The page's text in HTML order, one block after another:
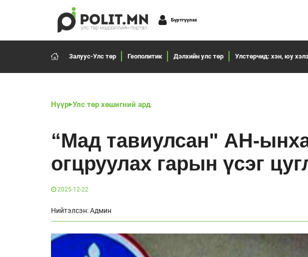
Бүртгүүлэх
Залуус-Улс төр Геополитик Дэлхийн улс төр Улстөрчид: хэн, юу
Нүүр Улс төр хөшигний ард
“Мад тавиулсан" АН-
огцруулах гарын үсэг
2025-12-22
Нийтэлсэн: Админ